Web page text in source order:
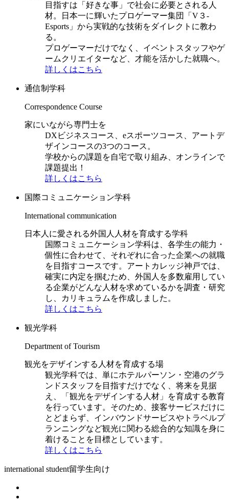
目指すは「好きな事」で社会に必要とされる人
材。日本一に輝いたプロゲーマー集団「V３-
Esports」から実戦的な技術をダイレクトに教わ
る。
プロゲーマーだけでなく、イベントスタッフやゲ
ームクリエイターなど、才能を活かした就職へ。
詳しくはこちら
通信制学科
Correspondence Course
家にいながら専門士を
DXビジネスコース、eスポーツコース、アートデ
ザインコースの3つのコース。
学校からの課題を自宅で取り組み、オンラインで
課題提出！
詳しくはこちら
国際コミュニケーション学科
International communication
日本人に愛される外国人人材を育成する学科
国際コミュニケーション学科は、各学生の能力・
個性に合わせて、それぞれに合った企業への就職
を目指すコースです。アートカレッジ神戸では、
確実に内定を掴むため、外国人を多数雇用してい
る企業がどんな人材を求めているかを調査・研究
し、カリキュラムを作成しました。
詳しくはこちら
観光学科
Department of Tourism
観光をデザインする人材を育成する場
観光学科では、単にホテルパーソン・空港のグラ
ンドスタッフを目指すだけでなく、将来を見据
え、「観光をデザインする人材」を育成する教育
を行っています。そのため、接客サービスだけに
とどまらず、インバウンドサービスやトラベルプ
ランニングなど観光に関わる総合的な知識を身に
着けることを目標としています。
詳しくはこちら
international student留学生向け